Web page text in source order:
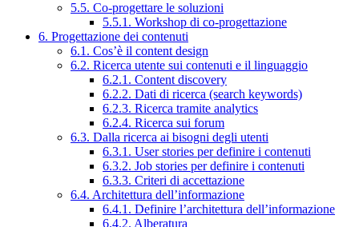
5.5. Co-progettare le soluzioni
5.5.1. Workshop di co-progettazione
6. Progettazione dei contenuti
6.1. Cos’è il content design
6.2. Ricerca utente sui contenuti e il linguaggio
6.2.1. Content discovery
6.2.2. Dati di ricerca (search keywords)
6.2.3. Ricerca tramite analytics
6.2.4. Ricerca sui forum
6.3. Dalla ricerca ai bisogni degli utenti
6.3.1. User stories per definire i contenuti
6.3.2. Job stories per definire i contenuti
6.3.3. Criteri di accettazione
6.4. Architettura dell’informazione
6.4.1. Definire l’architettura dell’informazione
6.4.2. Alberatura